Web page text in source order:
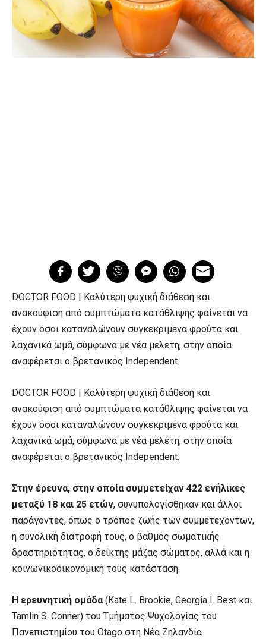
DOCTOR FOOD | Καλύτερη ψυχική διάθεση και
ανακούφιση από συμπτώματα κατάθλιψης φαίνεται να
έχουν όσοι καταναλώνουν συγκεκριμένα φρούτα και
λαχανικά ωμά, σύμφωνα με νέα μελέτη, στην οποία
αναφέρεται ο βρετανικός Independent.
DOCTOR FOOD | Καλύτερη ψυχική διάθεση και
ανακούφιση από συμπτώματα κατάθλιψης φαίνεται να
έχουν όσοι καταναλώνουν συγκεκριμένα φρούτα και
λαχανικά ωμά, σύμφωνα με νέα μελέτη, στην οποία
αναφέρεται ο βρετανικός Independent.
Στην έρευνα, στην οποία συμμετείχαν 422 ενήλικες
μεταξύ 18 και 25 ετών, συνυπολογίσθηκαν και άλλοι
παράγοντες, όπως ο τρόπος ζωής των συμμετεχόντων,
η συνολική διατροφή τους, o βαθμός σωματικής
δραστηριότητας, ο δείκτης μάζας σώματος, αλλά και η
κοινωνικοοικονομική τους κατάσταση.
Η ερευνητική ομάδα (Kate L. Brookie, Georgia I. Best και
Tamlin S. Conner) του Τμήματος Ψυχολογίας του
Πανεπιστημίου του Otago στη Νέα Ζηλανδία